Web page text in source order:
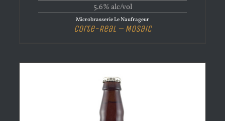
5.6% alc/vol
Microbrasserie Le Naufrageur
Corte-Real – Mosaic